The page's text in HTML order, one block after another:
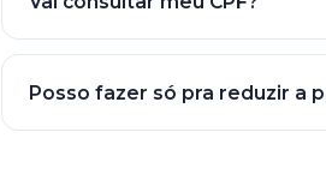
Não. Como o pagamento é por
podem refinanciar (sujeito a análise
Posso fazer só pra reduzir a